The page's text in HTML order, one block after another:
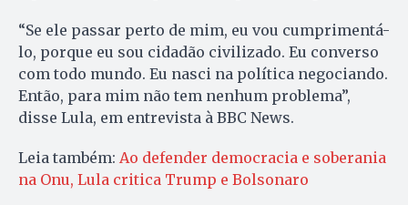
“Se ele passar perto de mim, eu vou cumprimentá-
lo, porque eu sou cidadão civilizado. Eu converso
com todo mundo. Eu nasci na política negociando.
Então, para mim não tem nenhum problema”,
disse Lula, em entrevista à BBC News.
Leia também: Ao defender democracia e soberania
na Onu, Lula critica Trump e Bolsonaro